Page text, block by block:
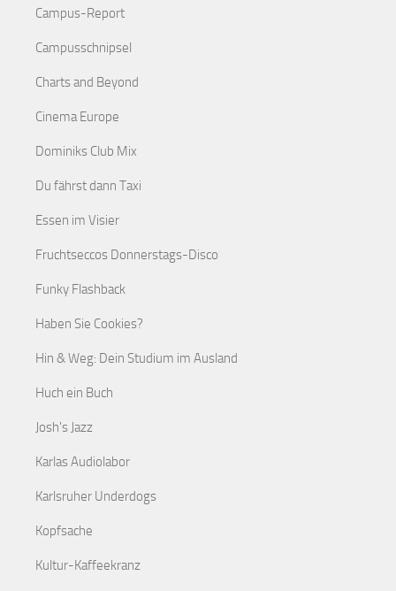
Campus-Report
Campusschnipsel
Charts and Beyond
Cinema Europe
Dominiks Club Mix
Du fährst dann Taxi
Essen im Visier
Fruchtseccos Donnerstags-Disco
Funky Flashback
Haben Sie Cookies?
Hin & Weg: Dein Studium im Ausland
Huch ein Buch
Josh's Jazz
Karlas Audiolabor
Karlsruher Underdogs
Kopfsache
Kultur-Kaffeekranz